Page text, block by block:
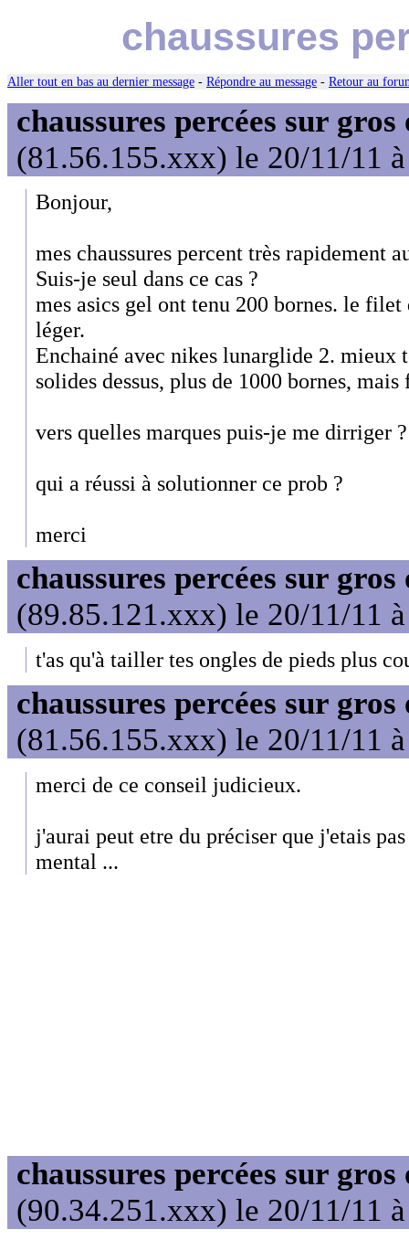
chaussures
Aller tout en bas au dernier message - Répondre au message - Retour au
chaussures percées sur
(81.56.155.xxx) le 20/11/11
Bonjour,
mes chaussures percent très rapidement
Suis-je seul dans ce cas ?
mes asics gel ont tenu 200 bornes. le filet
léger.
Enchainé avec nikes lunarglide 2. mieux
solides dessus, plus de 1000 bornes,
vers quelles marques puis-je me dirriger ?
qui a réussi à solutionner ce prob ?
merci
chaussures percées sur
(89.85.121.xxx) le 20/11/11
t'as qu'à tailler tes ongles de pieds plus
chaussures percées sur
(81.56.155.xxx) le 20/11/11
merci de ce conseil judicieux.
j'aurai peut etre du préciser que j'etais
mental ...
chaussures percées sur
(90.34.251.xxx) le 20/11/11